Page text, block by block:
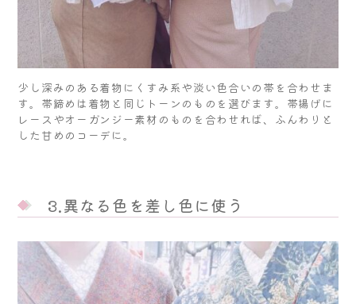
少し深みのある着物にくすみ系や淡い色合いの帯を合わせま
す。帯締めは着物と同じトーンのものを選びます。帯揚げに
レースやオーガンジー素材のものを合わせれば、ふんわりと
した甘めのコーデに。
3.異なる色を差し色に使う